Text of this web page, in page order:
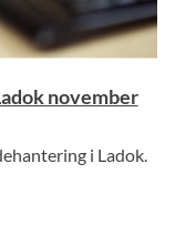
november
i Ladok.